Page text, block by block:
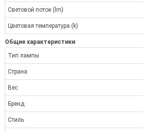
Световой поток (lm)
Цветовая температура (k)
Общие характеристики
Тип лампы
Страна
Вес
Бренд
Стиль